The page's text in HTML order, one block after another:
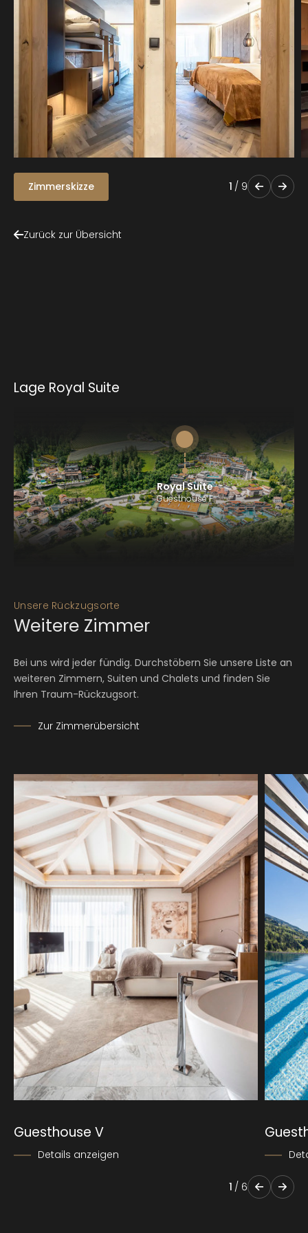
Zimmerskizze 1 / 9
Zurück zur Übersicht
Lage Royal Suite
Royal Suite
Guesthouse F
Weitere Zimmer
Unsere Rückzugsorte
Bei uns wird jeder fündig. Durchstöbern Sie unsere Liste an
weiteren Zimmern, Suiten und Chalets und finden Sie
Ihren Traum-Rückzugsort.
Zur Zimmerübersicht
Guesthouse V
Details anzeigen
1 / 6